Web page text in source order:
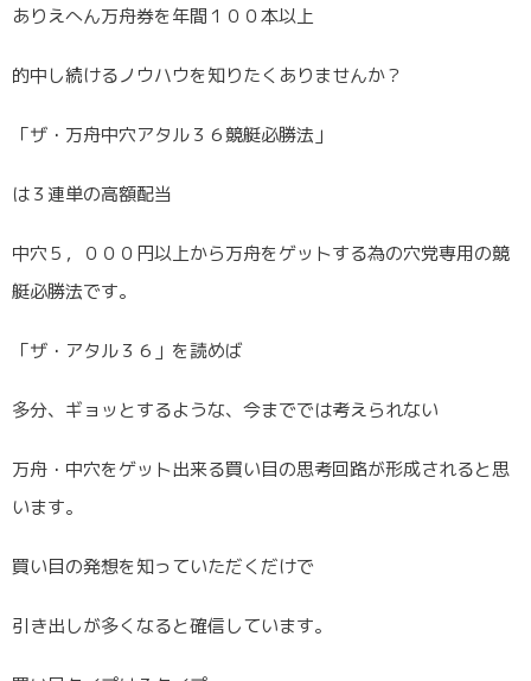
ありえへん万舟券を年間１００本以上
的中し続けるノウハウを知りたくありませんか？
「ザ・万舟中穴アタル３６競艇必勝法」
は３連単の高額配当
中穴５，０００円以上から万舟をゲットする為の穴党専用の競
艇必勝法です。
「ザ・アタル３６」を読めば
多分、ギョッとするような、今まででは考えられない
万舟・中穴をゲット出来る買い目の思考回路が形成されると思
います。
買い目の発想を知っていただくだけで
引き出しが多くなると確信しています。